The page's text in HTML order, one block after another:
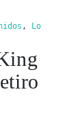
, Lo